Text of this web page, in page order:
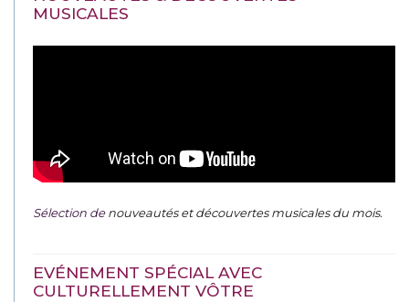
MUSICALES
Sélection denouveautés et découvertes musicales du mois.
EVÉNEMENT SPÉCIAL AVEC
CULTURELLEMENT VÔTRE